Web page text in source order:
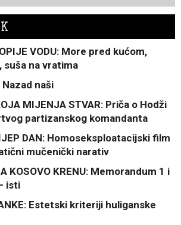
VODU: More pred kućom,
suša na vratima
Nazad naši
MIJENJA STVAR: Priča o Hodži
partizanskog komandanta
DAN: Homoseksploatacijski film
mučenički narativ
KOSOVO KRENU: Memorandum 1 i
isti
Estetski kriteriji huliganske